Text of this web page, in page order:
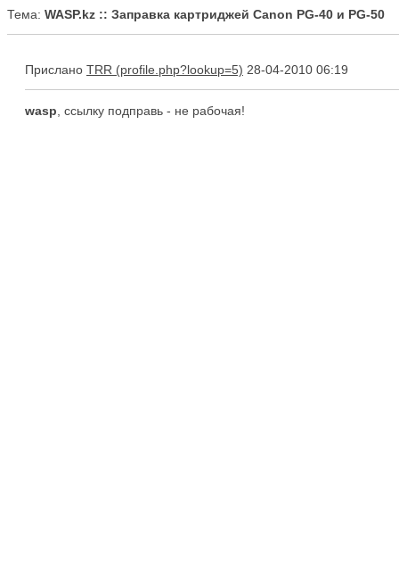
Тема: WASP.kz :: Заправка картриджей Canon PG-40 и PG-50
Прислано TRR 28-04-2010 06:19
wasp , ссылку подправь - не рабочая!